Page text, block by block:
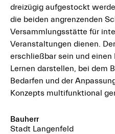
dreizügig aufgestockt
die beiden angrenzenden
Versammlungsstätte für
Veranstaltungen dienen.
erschließbar sein und einen
Lernen darstellen, bei dem
Bedarfen und der
Konzepts multifunktional
Bauherr
Stadt Langenfeld